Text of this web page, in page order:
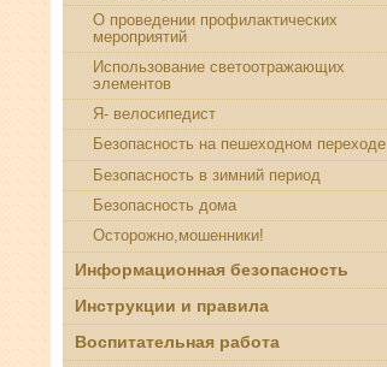
О проведении профилактических
мероприятий
Использование светоотражающих
элементов
Я- велосипедист
Безопасность на пешеходном переходе
Безопасность в зимний период
Безопасность дома
Осторожно,мошенники!
Информационная безопасность
Инструкции и правила
Воспитательная работа